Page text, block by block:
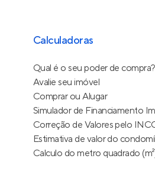
Calculadoras
Qual é o seu poder de compra?
Avalie seu imóvel
Comprar ou Alugar
Simulador de Financiamento
Correção de Valores pelo
Estimativa de valor do
Calculo do metro quadrado